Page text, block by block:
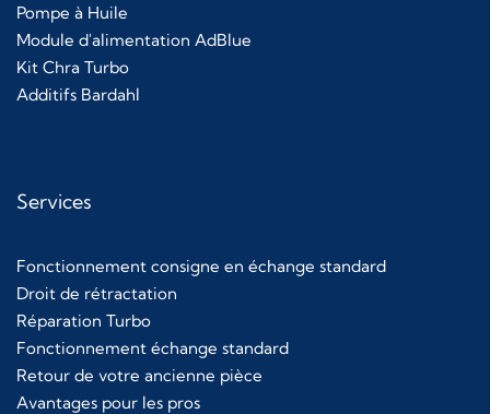
Pompe à Huile
Module d'alimentation AdBlue
Kit Chra Turbo
Additifs Bardahl
Services
Fonctionnement consigne en échange standard
Droit de rétractation
Réparation Turbo
Fonctionnement échange standard
Retour de votre ancienne pièce
Avantages pour les pros